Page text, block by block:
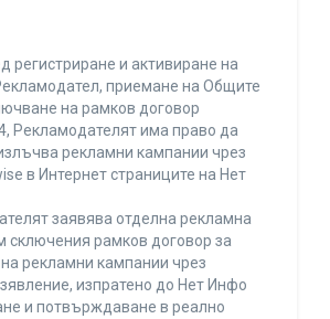
регистриране и активиране на
приемане на Общите
на рамков договор
Рекламодателят има право да
рекламни кампании чрез
в Интернет страниците на Нет
заявява отделна рекламна
сключения рамков договор за
рекламни кампании чрез
изпратено до Нет Инфо
и потвърждаване в реално